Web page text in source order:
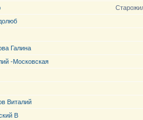
Галина
-Московская
Виталий
В